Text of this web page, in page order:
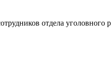
отдела